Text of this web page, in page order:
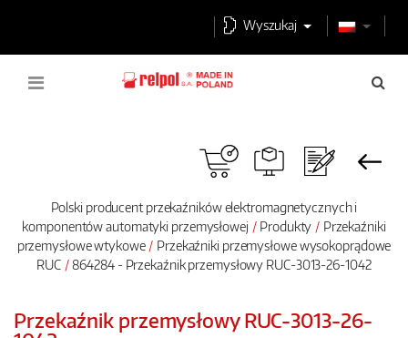
Wyszukaj
Polski producent przekaźników elektromagnetycznych i
komponentów automatyki przemysłowej
Produkty
Przekaźniki
przemysłowe wtykowe
Przekaźniki przemysłowe wysokoprądowe
RUC
864284 - Przekaźnik przemysłowy RUC-3013-26-1042
Przekaźnik przemysłowy RUC-3013-26-